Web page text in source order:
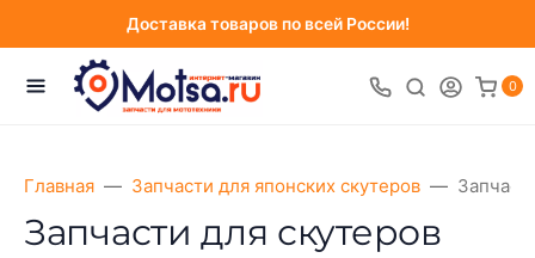
Доставка товаров по всей России!
0
Главная Запчасти для японских скутеров
Запчасти для скутеров